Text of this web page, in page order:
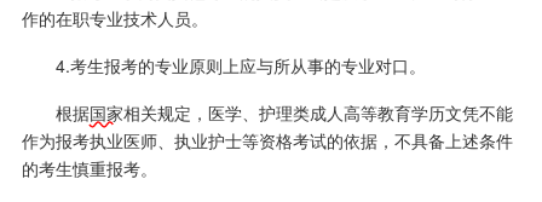
作的在职专业技术人员。
4.考生报考的专业原则上应与所从事的专业对口。
根据国家相关规定，医学、护理类成人高等教育学历文凭不能
作为报考执业医师、执业护士等资格考试的依据，不具备上述条件
的考生慎重报考。